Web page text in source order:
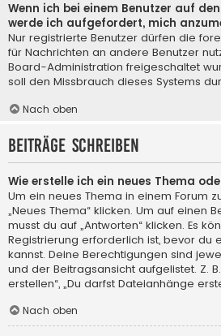
Wenn ich bei einem Benutzer auf
werde ich aufgefordert, mich
Nur registrierte Benutzer dürfen die
für Nachrichten an andere Benutzer
Board-Administration freigeschaltet
soll den Missbrauch dieses Systems
Nach oben
Beiträge schreiben
Wie erstelle ich ein neues Thema
Um ein neues Thema in einem Forum
„Neues Thema“ klicken. Um auf einen
musst du auf „Antworten“ klicken. Es
Registrierung erforderlich ist, bevor du
kannst. Deine Berechtigungen sind
und der Beitragsansicht aufgelistet. Z.
erstellen“, „Du darfst Dateianhänge
Nach oben